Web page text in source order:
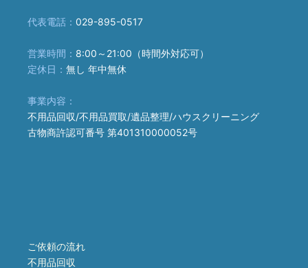
代表電話： 029-895-0517
営業時間： 8:00～21:00（時間外対応可）
定休日： 無し 年中無休
事業内容：
不用品回収/不用品買取/遺品整理/ハウスクリーニング
古物商許認可番号 第401310000052号
ご依頼の流れ
不用品回収